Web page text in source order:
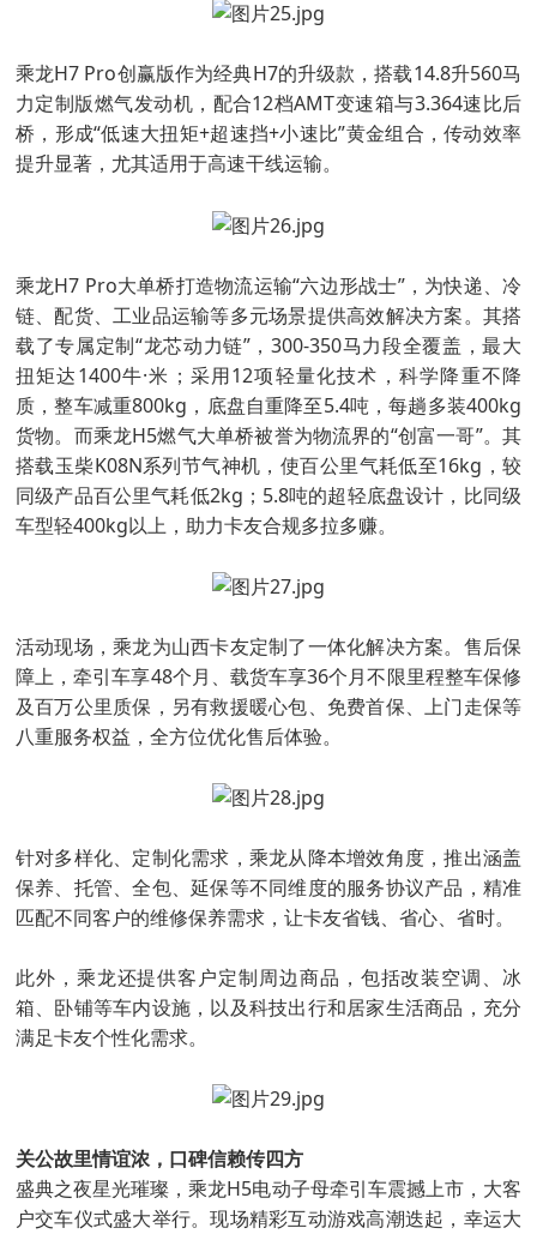
乘龙H7 Pro创赢版作为经典H7的升级款，搭载14.8升560马
力定制版燃气发动机，配合12档AMT变速箱与3.364速比后
桥，形成“低速大扭矩+超速挡+小速比”黄金组合，传动效率
提升显著，尤其适用于高速干线运输。
乘龙H7 Pro大单桥打造物流运输“六边形战士”，为快递、冷
链、配货、工业品运输等多元场景提供高效解决方案。其搭
载了专属定制“龙芯动力链”，300-350马力段全覆盖，最大
扭矩达1400牛·米；采用12项轻量化技术，科学降重不降
质，整车减重800kg，底盘自重降至5.4吨，每趟多装400kg
货物。而乘龙H5燃气大单桥被誉为物流界的“创富一哥”。其
搭载玉柴K08N系列节气神机，使百公里气耗低至16kg，较
同级产品百公里气耗低2kg；5.8吨的超轻底盘设计，比同级
车型轻400kg以上，助力卡友合规多拉多赚。
活动现场，乘龙为山西卡友定制了一体化解决方案。售后保
障上，牵引车享48个月、载货车享36个月不限里程整车保修
及百万公里质保，另有救援暖心包、免费首保、上门走保等
八重服务权益，全方位优化售后体验。
针对多样化、定制化需求，乘龙从降本增效角度，推出涵盖
保养、托管、全包、延保等不同维度的服务协议产品，精准
匹配不同客户的维修保养需求，让卡友省钱、省心、省时。
此外，乘龙还提供客户定制周边商品，包括改装空调、冰
箱、卧铺等车内设施，以及科技出行和居家生活商品，充分
满足卡友个性化需求。
关公故里情谊浓，口碑信赖传四方
盛典之夜星光璀璨，乘龙H5电动子母牵引车震撼上市，大客
户交车仪式盛大举行。现场精彩互动游戏高潮迭起，幸运大